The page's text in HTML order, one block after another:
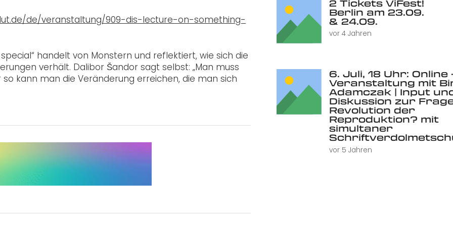
de/veranstaltung/909-dis-lecture-on-something-
handelt von Monstern und reflektiert, wie sich die
verhält. Dalibor Šandor sagt selbst: „Man muss
kann man die Veränderung erreichen, die man sich
2 Tickets ViFest!
Berlin am 23.09.
& 24.09.
vor 4 Jahren
6. Juli, 18 Uhr: Online
Veranstaltung mit
Adamczak | Input
Diskussion zur
Revolution der
Reproduktion? mit
simultaner
vor 5 Jahren